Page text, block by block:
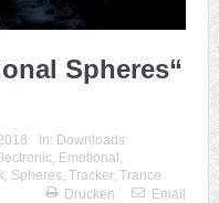
Spheres“
In: Downloads
, Emotional,
, Spheres, Tracker, Trance
Drucken
Email